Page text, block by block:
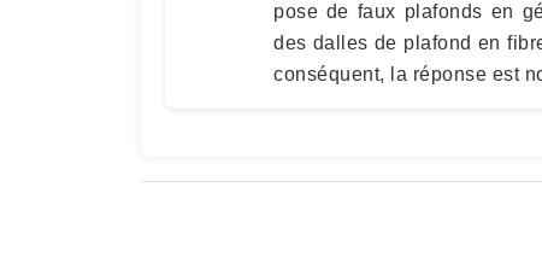
pose de faux plafonds en
des dalles de plafond en
conséquent, la réponse est